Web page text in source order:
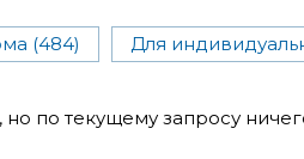
(484) Для
но по текущему запросу